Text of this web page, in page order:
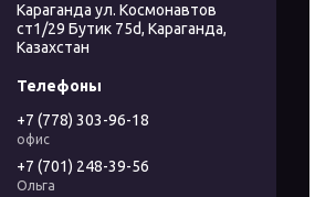
Караганда ул. Космонавтов
ст1/29 Бутик 75d, Караганда,
Казахстан
+7 (778) 303-96-18
офис
+7 (701) 248-39-56
Ольга